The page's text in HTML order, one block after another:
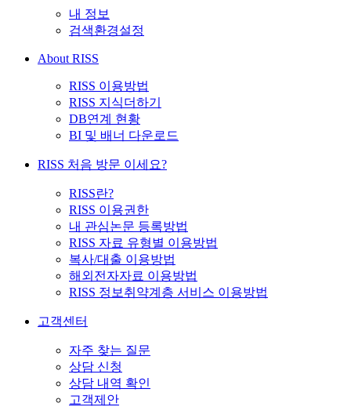
내 정보
검색환경설정
About RISS
RISS 이용방법
RISS 지식더하기
DB연계 현황
BI 및 배너 다운로드
RISS 처음 방문 이세요?
RISS란?
RISS 이용권한
내 관심논문 등록방법
RISS 자료 유형별 이용방법
복사/대출 이용방법
해외전자자료 이용방법
RISS 정보취약계층 서비스 이용방법
고객센터
자주 찾는 질문
상담 신청
상담 내역 확인
고객제안